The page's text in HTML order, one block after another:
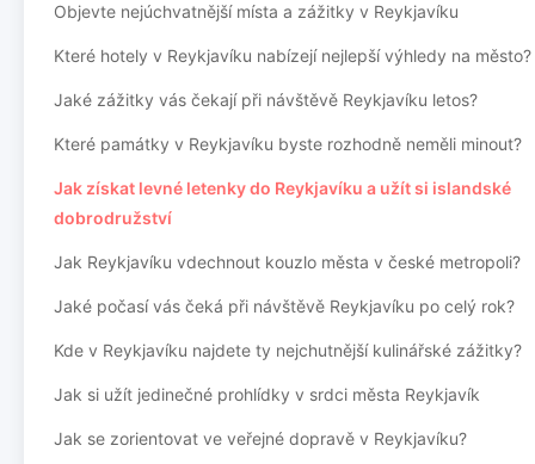
Objevte nejúchvatnější místa a zážitky v Reykjavíku
Které hotely v Reykjavíku nabízejí nejlepší výhledy na město?
Jaké zážitky vás čekají při návštěvě Reykjavíku letos?
Které památky v Reykjavíku byste rozhodně neměli minout?
Jak získat levné letenky do Reykjavíku a užít si islandské
dobrodružství
Jak Reykjavíku vdechnout kouzlo města v české metropoli?
Jaké počasí vás čeká při návštěvě Reykjavíku po celý rok?
Kde v Reykjavíku najdete ty nejchutnější kulinářské zážitky?
Jak si užít jedinečné prohlídky v srdci města Reykjavík
Jak se zorientovat ve veřejné dopravě v Reykjavíku?